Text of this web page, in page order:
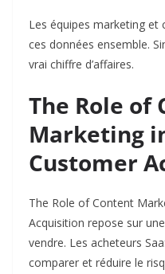
Les équipes marketing
ces données ensemble.
vrai chiffre d’affaires.
The Role of
Marketing
Customer
The Role of Content
Acquisition repose sur
vendre. Les acheteurs
comparer et réduire le